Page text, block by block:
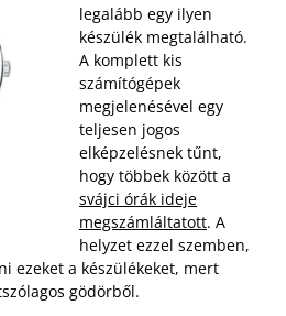
legalább egy ilyen
készülék megtalálható.
A komplett kis
számítógépek
megjelenésével egy
teljesen jogos
elképzelésnek tűnt,
hogy többek között a
svájci órák ideje
megszámláltatott. A
helyzet ezzel szemben,
ezeket a készülékeket, mert
gödörből.